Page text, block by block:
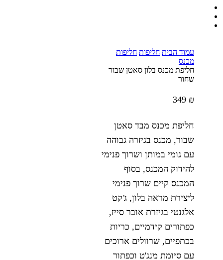
עמוד הבית חליפות חליפות
מכנס
חליפת מכנס בלון סאטן שבור
שחור
349 ₪
חליפת מכנס מבד סאטן
שבור, מכנס בגיזרה גבוהה
עם גומי במותן ושרוך פנימי
להידוק המכנס, בסוף
המכנס קיים שרוך פנימי
ליצירת מראה בלון, ג'קט
אלגנטי בגיזרת אובר סייז,
כפתורים קידמיים, כריות
בכתפיים, שרוולים ארוכים
עם סיומת מנג'ט וכפתור